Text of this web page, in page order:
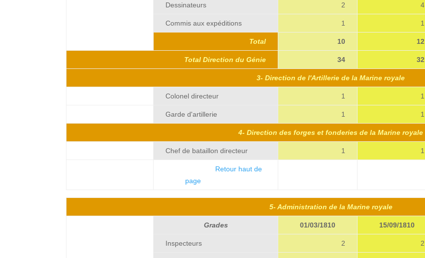
Dessinateurs 2 4
Commis aux expéditions 1 1
Total 10 12
Total Direction du Génie 34 32
3- Direction de l'Artillerie de la Marine royale
Colonel directeur 1 1
Garde d'artillerie 1 1
4- Direction des forges et fonderies de la Marine royale
Chef de bataillon directeur 1 1
Retour haut de
page
5- Administration de la Marine royale
Grades 01/03/1810 15/09/1810
Inspecteurs 2 2